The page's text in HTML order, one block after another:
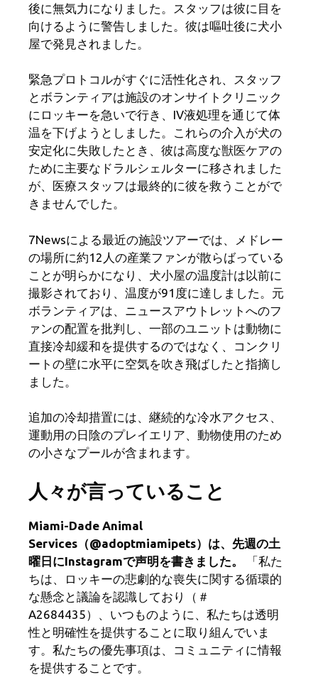
後に無気力になりました。スタッフは彼に目を
向けるように警告しました。彼は嘔吐後に犬小
屋で発見されました。
緊急プロトコルがすぐに活性化され、スタッフ
とボランティアは施設のオンサイトクリニック
にロッキーを急いで行き、IV液処理を通じて体
温を下げようとしました。これらの介入が犬の
安定化に失敗したとき、彼は高度な獣医ケアの
ために主要なドラルシェルターに移されました
が、医療スタッフは最終的に彼を救うことがで
きませんでした。
7Newsによる最近の施設ツアーでは、メドレー
の場所に約12人の産業ファンが散らばっている
ことが明らかになり、犬小屋の温度計は以前に
撮影されており、温度が91度に達しました。元
ボランティアは、ニュースアウトレットへのフ
ァンの配置を批判し、一部のユニットは動物に
直接冷却緩和を提供するのではなく、コンクリ
ートの壁に水平に空気を吹き飛ばしたと指摘し
ました。
追加の冷却措置には、継続的な冷水アクセス、
運動用の日陰のプレイエリア、動物使用のため
の小さなプールが含まれます。
人々が言っていること
Miami-Dade Animal
Services（@adoptmiamipets）は、先週の土
曜日にInstagramで声明を書きました。
「私た
ちは、ロッキーの悲劇的な喪失に関する循環的
な懸念と議論を認識しており（＃
A2684435）、いつものように、私たちは透明
性と明確性を提供することに取り組んでいま
す。私たちの優先事項は、コミュニティに情報
を提供することです。